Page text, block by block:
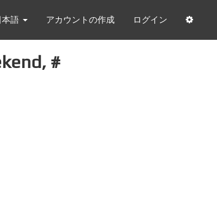
本語 アカウントの作成 ログイン
#